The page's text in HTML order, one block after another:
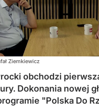
Ziemkiewicz
obchodzi
Dokonania nowej
"Polska Do